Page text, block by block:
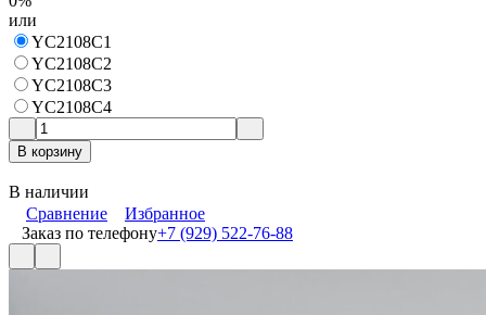
или
YC2108C1
YC2108C2
YC2108C3
YC2108C4
В корзину
В наличии
Сравнение
Избранное
Заказ по телефону+7 (929) 522-76-88